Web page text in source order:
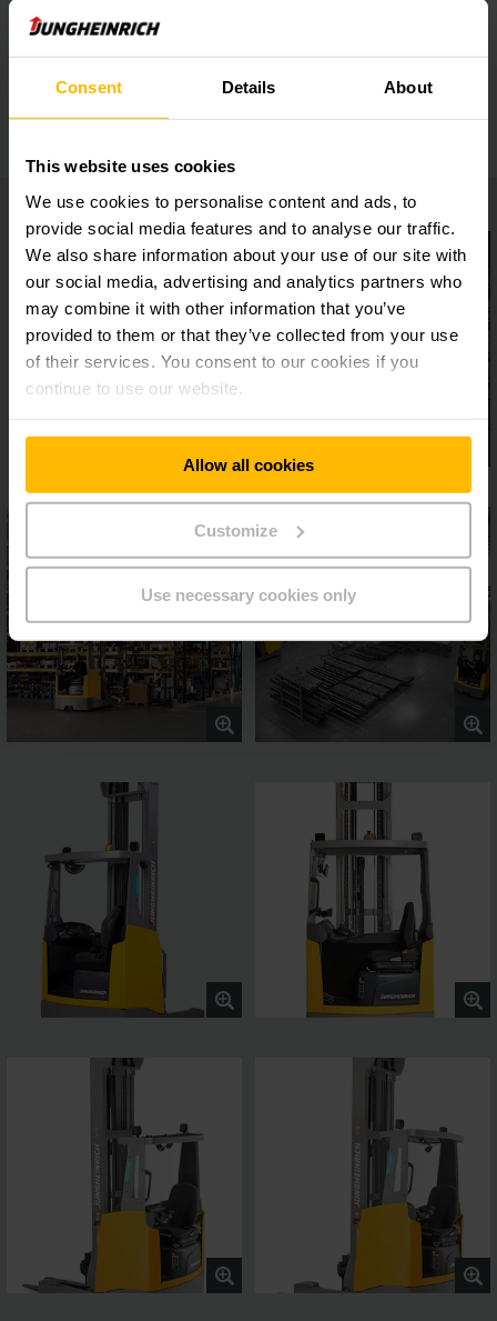
Consent Details About
This website uses cookies
We use cookies to personalise content and ads, to
provide social media features and to analyse our traffic.
We also share information about your use of our site with
our social media, advertising and analytics partners who
may combine it with other information that you’ve
provided to them or that they’ve collected from your use
of their services. You consent to our cookies if you
continue to use our website.
Allow all cookies
Customize
Use necessary cookies only
Ergonomic workstation
Ergonomic cockpit